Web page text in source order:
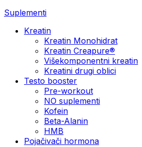
Suplementi
Kreatin
Kreatin Monohidrat
Kreatin Creapure®
Višekomponentni kreatin
Kreatini drugi oblici
Testo booster
Pre-workout
NO suplementi
Kofein
Beta-Alanin
HMB
Pojačivači hormona